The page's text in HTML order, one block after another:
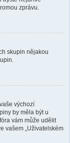
zprávu.
skupin nějakou
výchozí
by měla být u
vám může udělit
vašem „Uživatelském